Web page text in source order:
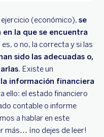
a incluir en los
financiera y
estados
estados
(económico), se
la que se encuentra
es, o no, la correcta y si las
sido las adecuadas o,
. Existe un
información financiera
ello: el estado financiero
contable o informe
a hablar en este
más… ¡no dejes de leer!